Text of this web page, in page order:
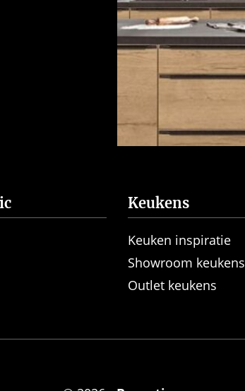
Keukens
Keuken inspiratie
Showroom keukens
Outlet keukens